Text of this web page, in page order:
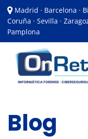
Madrid · Barcelona ·
Coruña · Sevilla ·
Pamplona
Blog